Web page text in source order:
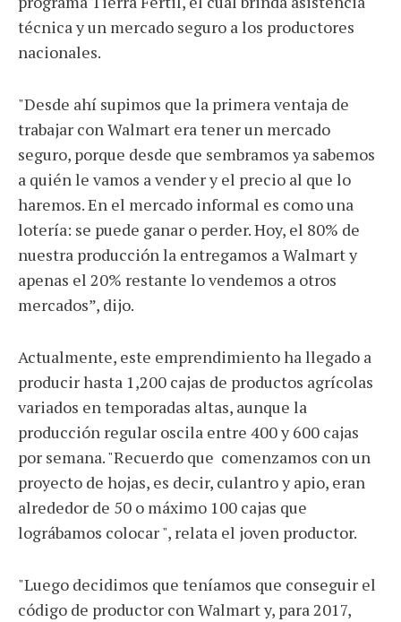
técnica y un mercado seguro a los productores
nacionales.
"Desde ahí supimos que la primera ventaja de
trabajar con Walmart era tener un mercado
seguro, porque desde que sembramos ya sabemos
a quién le vamos a vender y el precio al que lo
haremos. En el mercado informal es como una
lotería: se puede ganar o perder. Hoy, el 80% de
nuestra producción la entregamos a Walmart y
apenas el 20% restante lo vendemos a otros
mercados”, dijo.
Actualmente, este emprendimiento ha llegado a
producir hasta 1,200 cajas de productos agrícolas
variados en temporadas altas, aunque la
producción regular oscila entre 400 y 600 cajas
por semana. "Recuerdo que comenzamos con un
proyecto de hojas, es decir, culantro y apio, eran
alrededor de 50 o máximo 100 cajas que
lográbamos colocar ", relata el joven productor.
"Luego decidimos que teníamos que conseguir el
código de productor con Walmart y, para 2017,